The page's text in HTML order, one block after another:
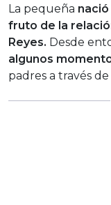
La pequeña
fruto de la
Reyes. Desde
algunos
padres a través de